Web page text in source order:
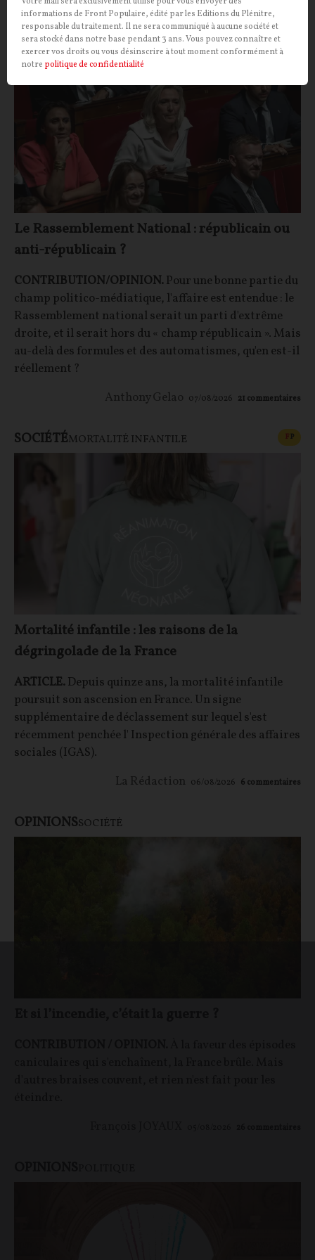
OPINIONSPOLITIQUE
Le Rassemblement National : républicain ou
anti-républicain ?
CONTRIBUTION/OPINION.Pour une bonne partie du
champ politico-médiatique, l'affaire est entendue : le
Rassemblement national serait un parti d'extrême
droite, et il serait hors du « champ républicain ». Mais
au-delà des formules et des automatismes, qu'en est-il
réellement ?
Anthony Gelao 07/08/2026 21 commentaires
SOCIÉTÉMORTALITÉ INFANTILE FP
Mortalité infantile : les raisons de la
dégringolade de la France
ARTICLE.Depuis quinze ans, la mortalité infantile
poursuit son ascension en France. Un signe
supplémentaire de déclassement sur lequel s'est
récemment penchée l' Inspection générale des affaires
sociales (IGAS).
La Rédaction 06/08/2026 6 commentaires
OPINIONSSOCIÉTÉ
informations de Front Populaire, édité par les Editions du Plénitre,
responsable du traitement. Il ne sera communiqué à aucune société et
sera stocké dans notre base pendant 3 ans. Vous pouvez connaître et
exercer vos droits ou vous désinscrire à tout moment conformément à
notre politique de confidentialité